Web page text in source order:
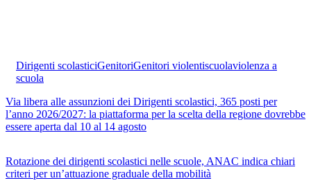
Dirigenti scolasticiGenitoriGenitori violentiscuolaviolenza a
scuola
Via libera alle assunzioni dei Dirigenti scolastici, 365 posti per
l’anno 2026/2027: la piattaforma per la scelta della regione dovrebbe
essere aperta dal 10 al 14 agosto
Rotazione dei dirigenti scolastici nelle scuole, ANAC indica chiari
criteri per un’attuazione graduale della mobilità